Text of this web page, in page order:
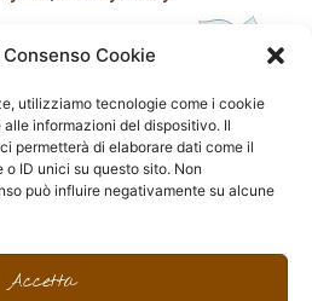
Cookie
utilizziamo tecnologie come i cookie
informazioni del dispositivo. Il
permetterà di elaborare dati come il
ID unici su questo sito. Non
può influire negativamente su alcune
Accetta
seguici sui social
I
n
P
i
F